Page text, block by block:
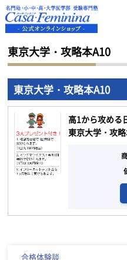
HOME 東京大学・攻略本A10
東京大学・攻略本A10
東京大学・攻略本A10
高1から攻め
東京大学・攻
合格体験談